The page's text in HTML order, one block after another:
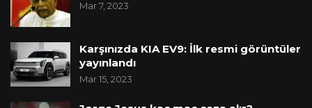
Mar 7, 2023
Karşınızda KIA EV9: İlk resmi görüntüler
yayınlandı
Mar 15, 2023